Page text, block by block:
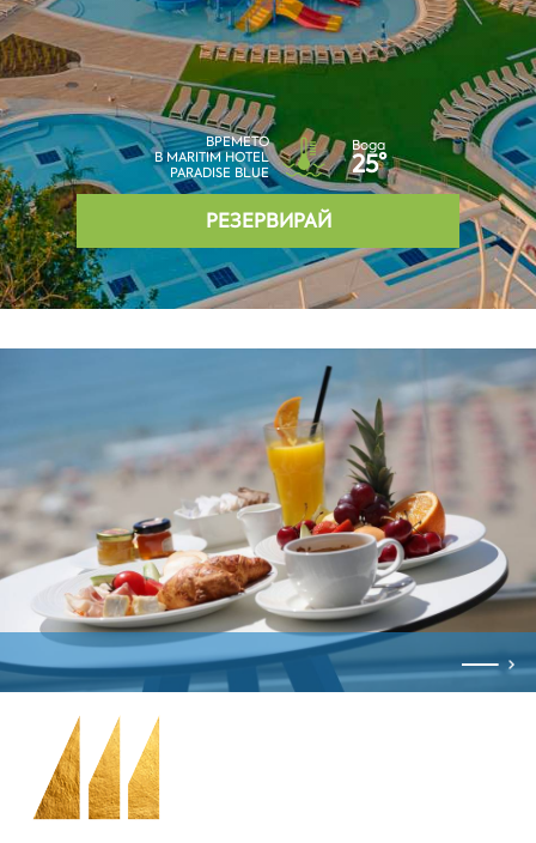
ВРЕМЕТО
В MARITIM HOTEL
PARADISE BLUE
Вода
25°
РЕЗЕРВИРАЙ